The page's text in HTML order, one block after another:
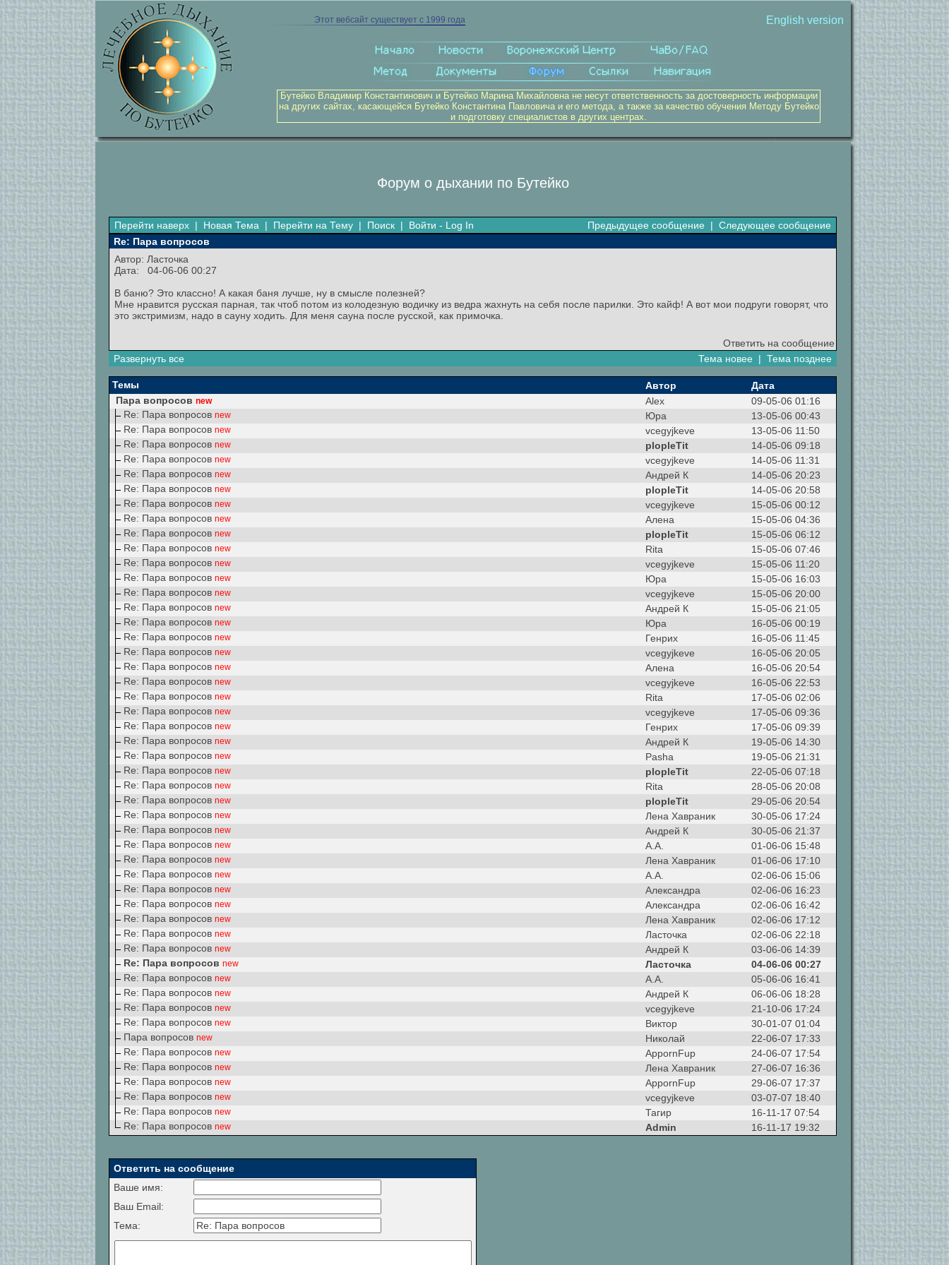
Этот вебсайт существует с 1999 года English version
Бутейко Владимир Константинович и Бутейко Марина Михайловна не несут ответственность за достоверность информации
на других сайтах, касающейся Бутейко Константина Павловича и его метода, а также за качество обучения Методу Бутейко
и подготовку специалистов в других центрах.
Форум о дыхании по Бутейко
Перейти наверх | Новая Тема | Перейти на Тему | Поиск | Войти - Log In Предыдущее сообщение | Следующее сообщение
Re: Пара вопросов
Автор: Ласточка
Дата: 04-06-06 00:27
В баню? Это классно! А какая баня лучше, ну в смысле полезней?
Мне нравится русская парная, так чтоб потом из колодезную водичку из ведра жахнуть на себя после парилки. Это кайф! А вот мои подруги говорят, что
это экстримизм, надо в сауну ходить. Для меня сауна после русской, как примочка.
Ответить на сообщение
Развернуть все
Тема новее | Тема позднее
Темы Автор
Дата
Пара вопросов new Alex
09-05-06 01:16
Re: Пара вопросов new Юра
13-05-06 00:43
Re: Пара вопросов new vcegyjkeve
13-05-06 11:50
Re: Пара вопросов new plopleTit
14-05-06 09:18
Re: Пара вопросов new vcegyjkeve
14-05-06 11:31
Re: Пара вопросов new Андрей К
14-05-06 20:23
Re: Пара вопросов new plopleTit
14-05-06 20:58
Re: Пара вопросов new vcegyjkeve
15-05-06 00:12
Re: Пара вопросов new Алена
15-05-06 04:36
Re: Пара вопросов new plopleTit
15-05-06 06:12
Re: Пара вопросов new Rita
15-05-06 07:46
Re: Пара вопросов new vcegyjkeve
15-05-06 11:20
Re: Пара вопросов new Юра
15-05-06 16:03
Re: Пара вопросов new vcegyjkeve
15-05-06 20:00
Re: Пара вопросов new Андрей К
15-05-06 21:05
Re: Пара вопросов new Юра
16-05-06 00:19
Re: Пара вопросов new Генрих
16-05-06 11:45
Re: Пара вопросов new vcegyjkeve
16-05-06 20:05
Re: Пара вопросов new Алена
16-05-06 20:54
Re: Пара вопросов new vcegyjkeve
16-05-06 22:53
Re: Пара вопросов new Rita
17-05-06 02:06
Re: Пара вопросов new vcegyjkeve
17-05-06 09:36
Re: Пара вопросов new Генрих
17-05-06 09:39
Re: Пара вопросов new Андрей К
19-05-06 14:30
Re: Пара вопросов new Pasha
19-05-06 21:31
Re: Пара вопросов new plopleTit
22-05-06 07:18
Re: Пара вопросов new Rita
28-05-06 20:08
Re: Пара вопросов new plopleTit
29-05-06 20:54
Re: Пара вопросов new Лена Хавраник
30-05-06 17:24
Re: Пара вопросов new Андрей К
30-05-06 21:37
Re: Пара вопросов new А.А.
01-06-06 15:48
Re: Пара вопросов new Лена Хавраник
01-06-06 17:10
Re: Пара вопросов new А.А.
02-06-06 15:06
Re: Пара вопросов new Александра
02-06-06 16:23
Re: Пара вопросов new Александра
02-06-06 16:42
Re: Пара вопросов new Лена Хавраник
02-06-06 17:12
Re: Пара вопросов new Ласточка
02-06-06 22:18
Re: Пара вопросов new Андрей К
03-06-06 14:39
Re: Пара вопросов new Ласточка
04-06-06 00:27
Re: Пара вопросов new А.А.
05-06-06 16:41
Re: Пара вопросов new Андрей К
06-06-06 18:28
Re: Пара вопросов new vcegyjkeve
21-10-06 17:24
Re: Пара вопросов new Виктор
30-01-07 01:04
Пара вопросов new Николай
22-06-07 17:33
Re: Пара вопросов new AppornFup
24-06-07 17:54
Re: Пара вопросов new Лена Хавраник
27-06-07 16:36
Re: Пара вопросов new AppornFup
29-06-07 17:37
Re: Пара вопросов new vcegyjkeve
03-07-07 18:40
Re: Пара вопросов new Тагир
16-11-17 07:54
Re: Пара вопросов new Admin 16-11-17 19:32
Ответить на сообщение
Ваше имя:
Ваш Email:
Тема: